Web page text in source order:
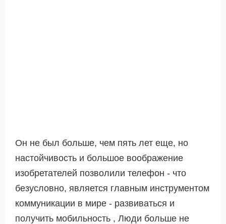
Он не был больше, чем пять лет еще, но
настойчивость и большое воображение
изобретателей позволили телефон - что
безусловно, является главным инструментом
коммуникации в мире - развиваться и
получить мобильность , Люди больше не